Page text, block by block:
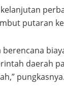
putaran
berencana
daerah